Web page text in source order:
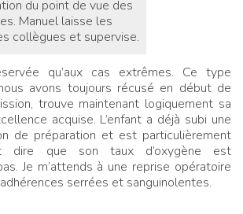
du point de vue des
Manuel laisse les
collègues et supervise.
qu’aux cas extrêmes. Ce type
avons toujours récusé en début de
trouve maintenant logiquement sa
acquise. L’enfant a déjà subi une
de préparation et est particulièrement
dire que son taux d’oxygène est
Je m’attends à une reprise opératoire
serrées et sanguinolentes.